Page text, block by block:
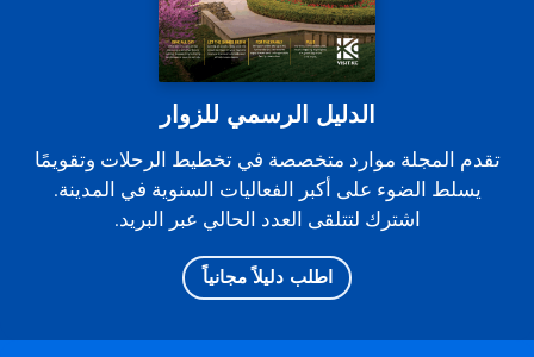
الدليل الرسمي للزوار
تقدم المجلة موارد متخصصة في تخطيط الرحلات وتقويمًا
يسلط الضوء على أكبر الفعاليات السنوية في المدينة.
اشترك لتتلقى العدد الحالي عبر البريد.
اطلب دليلاً مجانياً